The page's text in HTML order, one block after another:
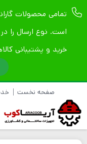
است. نوع ارسال را
خرید و پشتیبانی کالاها 02133988635 -
صفحه نخست